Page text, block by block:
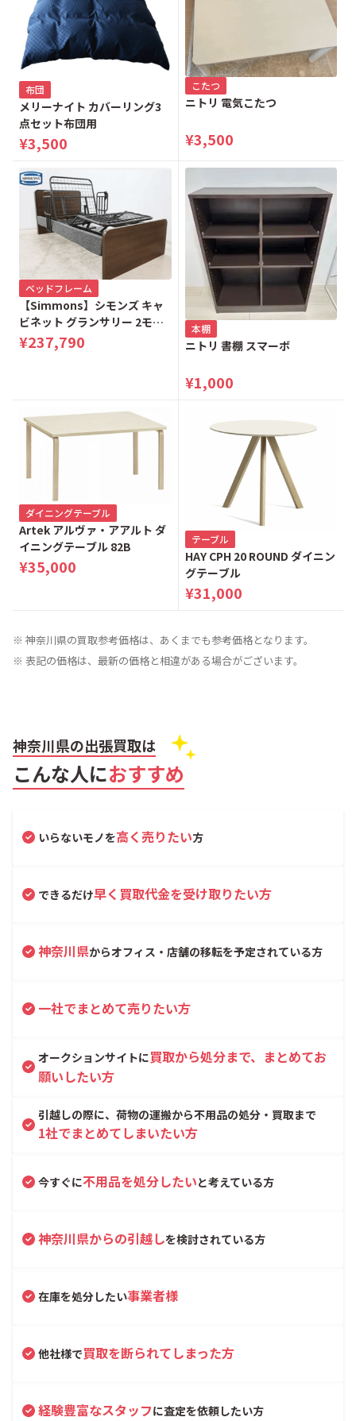
布団
メリーナイト カバーリング3
点セット布団用
¥3,500
こたつ
ニトリ 電気こたつ
¥3,500
ベッドフレーム
【Simmons】シモンズ キャ
ビネット グランサリー 2モー
ター 電動リクライニングベッ
ド シングルベッド
¥237,790
本棚
ニトリ 書棚 スマーボ
¥1,000
ダイニングテーブル
Artek アルヴァ・アアルト ダ
イニングテーブル 82B
¥35,000
テーブル
HAY CPH 20 ROUND ダイニン
グテーブル
¥31,000
※ 神奈川県の買取参考価格は、あくまでも参考価格となります。
※ 表記の価格は、最新の価格と相違がある場合がございます。
神奈川県の出張買取は
こんな人におすすめ
いらないモノを高く売りたい方
できるだけ早く買取代金を受け取りたい方
神奈川県からオフィス・店舗の移転を予定されている方
一社でまとめて売りたい方
オークションサイトに買取から処分まで、まとめてお
願いしたい方
引越しの際に、荷物の運搬から不用品の処分・買取まで
1社でまとめてしまいたい方
今すぐに不用品を処分したいと考えている方
神奈川県からの引越しを検討されている方
在庫を処分したい事業者様
他社様で買取を断られてしまった方
経験豊富なスタッフに査定を依頼したい方